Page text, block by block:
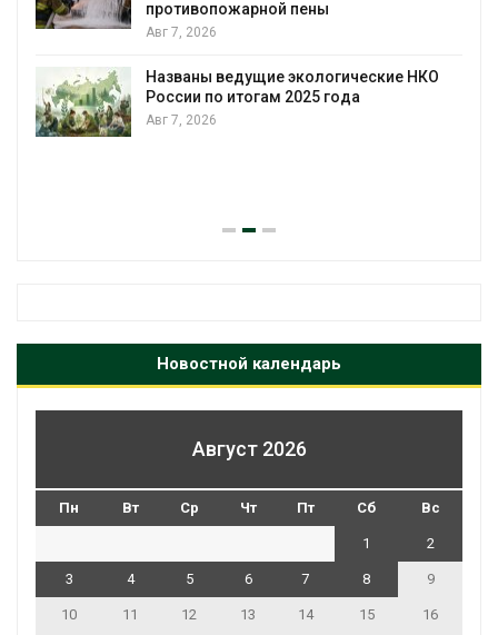
противопожарной пены
Авг 7, 2026
Названы ведущие экологические НКО
России по итогам 2025 года
Авг 7, 2026
Новостной календарь
Август 2026
Пн Вт Ср Чт Пт Сб Вс
1 2
3 4 5 6 7 8 9
10 11 12 13 14 15 16